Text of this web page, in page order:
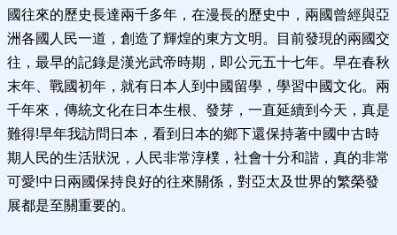
國往來的歷史長達兩千多年，在漫長的歷史中，兩國曾經與亞
洲各國人民一道，創造了輝煌的東方文明。目前發現的兩國交
往，最早的記錄是漢光武帝時期，即公元五十七年。早在春秋
末年、戰國初年，就有日本人到中國留學，學習中國文化。兩
千年來，傳統文化在日本生根、發芽，一直延續到今天，真是
難得!早年我訪問日本，看到日本的鄉下還保持著中國中古時
期人民的生活狀況，人民非常淳樸，社會十分和諧，真的非常
可愛!中日兩國保持良好的往來關係，對亞太及世界的繁榮發
展都是至關重要的。